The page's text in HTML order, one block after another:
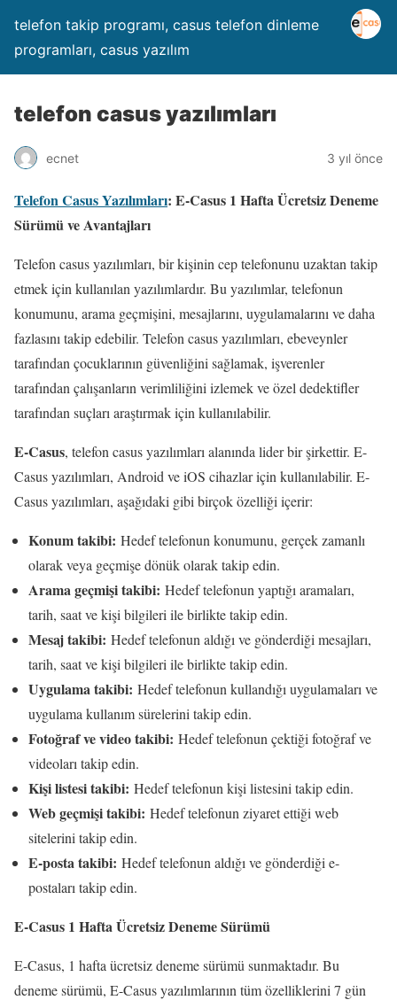
telefon takip programı, casus telefon dinleme
programları, casus yazılım
telefon casus yazılımları
ecnet 3 yıl önce
Telefon Casus Yazılımları: E-Casus 1 Hafta Ücretsiz Deneme
Sürümü ve Avantajları
Telefon casus yazılımları, bir kişinin cep telefonunu uzaktan takip
etmek için kullanılan yazılımlardır. Bu yazılımlar, telefonun
konumunu, arama geçmişini, mesajlarını, uygulamalarını ve daha
fazlasını takip edebilir. Telefon casus yazılımları, ebeveynler
tarafından çocuklarının güvenliğini sağlamak, işverenler
tarafından çalışanların verimliliğini izlemek ve özel dedektifler
tarafından suçları araştırmak için kullanılabilir.
E-Casus, telefon casus yazılımları alanında lider bir şirkettir. E-
Casus yazılımları, Android ve iOS cihazlar için kullanılabilir. E-
Casus yazılımları, aşağıdaki gibi birçok özelliği içerir:
Konum takibi: Hedef telefonun konumunu, gerçek zamanlı
olarak veya geçmişe dönük olarak takip edin.
Arama geçmişi takibi: Hedef telefonun yaptığı aramaları,
tarih, saat ve kişi bilgileri ile birlikte takip edin.
Mesaj takibi: Hedef telefonun aldığı ve gönderdiği mesajları,
tarih, saat ve kişi bilgileri ile birlikte takip edin.
Uygulama takibi: Hedef telefonun kullandığı uygulamaları ve
uygulama kullanım sürelerini takip edin.
Fotoğraf ve video takibi: Hedef telefonun çektiği fotoğraf ve
videoları takip edin.
Kişi listesi takibi: Hedef telefonun kişi listesini takip edin.
Web geçmişi takibi: Hedef telefonun ziyaret ettiği web
sitelerini takip edin.
E-posta takibi: Hedef telefonun aldığı ve gönderdiği e-
postaları takip edin.
E-Casus 1 Hafta Ücretsiz Deneme Sürümü
E-Casus, 1 hafta ücretsiz deneme sürümü sunmaktadır. Bu
deneme sürümü, E-Casus yazılımlarının tüm özelliklerini 7 gün